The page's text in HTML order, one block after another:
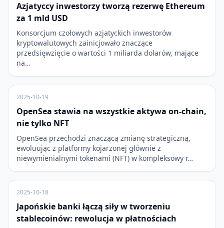
Azjatyccy inwestorzy tworzą rezerwę Ethereum
za 1 mld USD
Konsorcjum czołowych azjatyckich inwestorów
kryptowalutowych zainicjowało znaczące
przedsięwzięcie o wartości 1 miliarda dolarów, mające
na…
2025-10-19
OpenSea stawia na wszystkie aktywa on-chain,
nie tylko NFT
OpenSea przechodzi znaczącą zmianę strategiczną,
ewoluując z platformy kojarzonej głównie z
niewymienialnymi tokenami (NFT) w kompleksowy r…
2025-10-18
Japońskie banki łączą siły w tworzeniu
stablecoinów: rewolucja w płatnościach